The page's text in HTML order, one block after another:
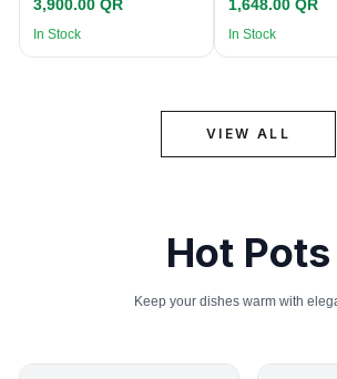
3,900.00 QR
In Stock
1,648.00 QR
In Stock
VIEW ALL
Hot Pots
Keep your dishes warm with